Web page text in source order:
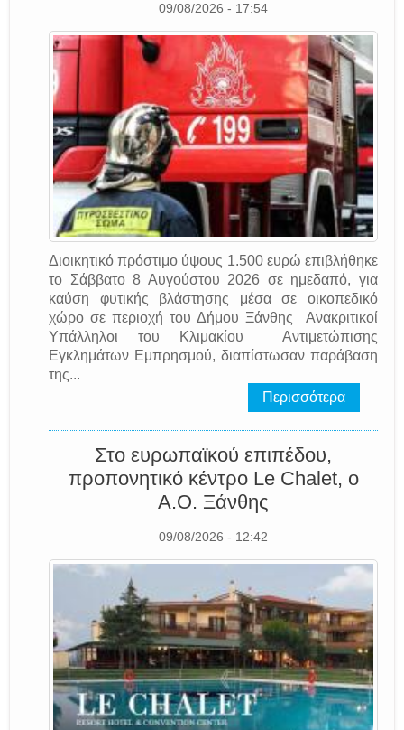
09/08/2026 - 17:54
Διοικητικό πρόστιμο ύψους 1.500 ευρώ επιβλήθηκε
το Σάββατο 8 Αυγούστου 2026 σε ημεδαπό, για
καύση φυτικής βλάστησης μέσα σε οικοπεδικό
χώρο σε περιοχή του Δήμου Ξάνθης Ανακριτικοί
Υπάλληλοι του Κλιμακίου Αντιμετώπισης
Εγκλημάτων Εμπρησμού, διαπίστωσαν παράβαση
της...
Περισσότερα
Στο ευρωπαϊκού επιπέδου,
προπονητικό κέντρο Le Chalet, o
A.O. Ξάνθης
09/08/2026 - 12:42